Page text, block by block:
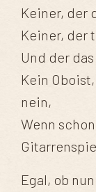
Keiner, der
Keiner, der
Und der
Kein
nein,
Wenn
Egal, ob